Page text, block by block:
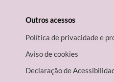
Outros acessos
Política de privacidade e
Aviso de cookies
Declaração de